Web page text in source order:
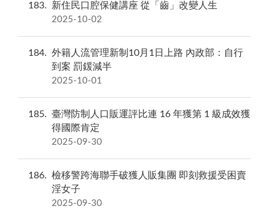
183 新住民口腔保健講座 從「齒」改變人生
2025-10-02
184
外籍人流管理新制10月1日上路 內政部：自行
到案 罰鍰減半
2025-10-01
185
臺灣防制人口販運評比連 16 年獲第 1 級成效獲
得國際肯定
2025-09-30
186
檢移警跨海聯手破獲人販集團 即刻救援受困賣
淫女子
2025-09-30